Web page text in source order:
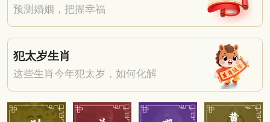
预测婚姻，把握幸福
犯太岁生肖
这些生肖今年犯太岁，如何化解